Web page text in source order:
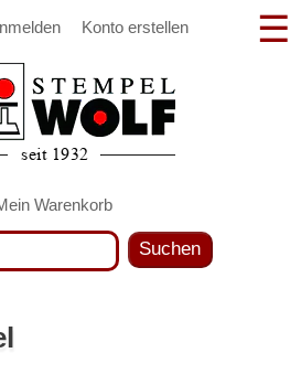
Konto erstellen
Warenkorb
Suchen